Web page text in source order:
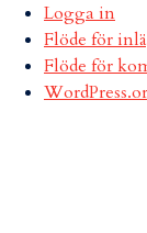
Logga in
Flöde för
Flöde för